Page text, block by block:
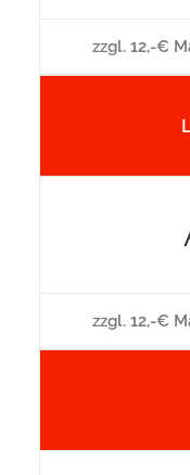
zzgl. 12,-€
zzgl. 12,-€